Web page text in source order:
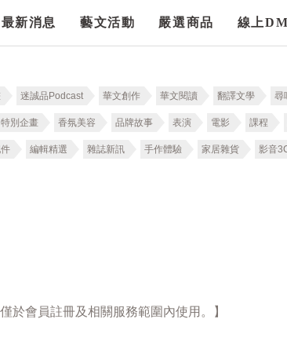
最新消息 藝文活動 嚴選商品 線上DM
迷誠品Podcast 華文創作 華文閱讀 翻譯文學 尋
特別企畫 香氛美容 品牌故事 表演 電影 課程
編輯精選 雜誌新訊 手作體驗 家居雜貨 影音
於會員註冊及相關服務範圍內使用。】